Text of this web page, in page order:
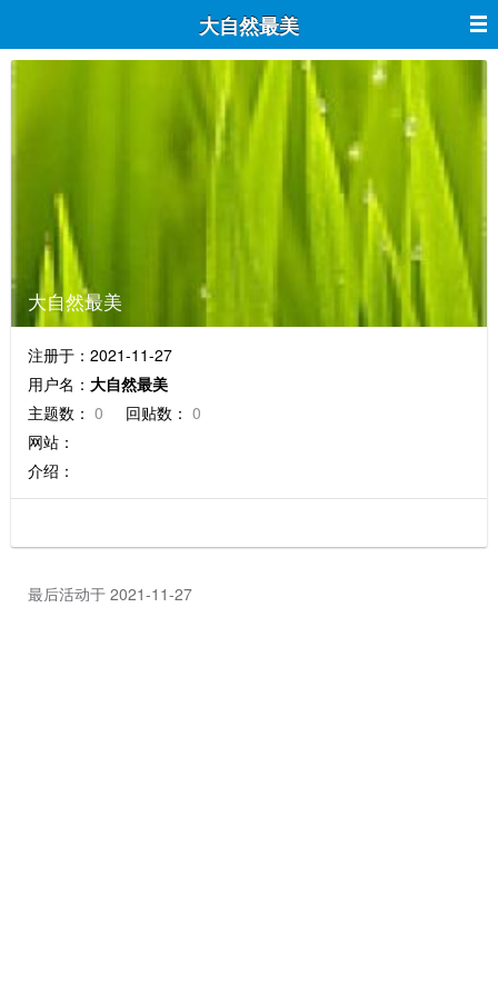
大自然最美
大自然最美
注册于：2021-11-27
用户名： 大自然最美
主题数： 0 回贴数： 0
网站：
介绍：
最后活动于 2021-11-27